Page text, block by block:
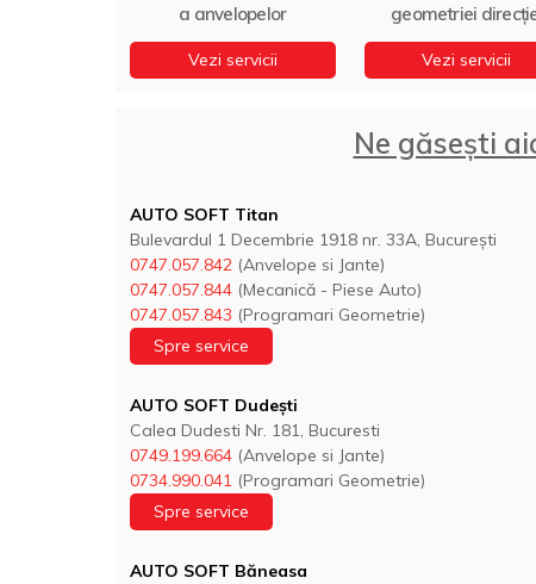
a anvelopelor
Vezi servicii
geometriei
Vezi servicii
Ne găsești
AUTO SOFT Titan
Bulevardul 1 Decembrie 1918 nr. 33A, București
0747.057.842 (Anvelope si Jante)
0747.057.844 (Mecanică - Piese Auto)
0747.057.843 (Programari Geometrie)
Spre service
AUTO SOFT Dudești
Calea Dudesti Nr. 181, Bucuresti
0749.199.664 (Anvelope si Jante)
0734.990.041 (Programari Geometrie)
Spre service
AUTO SOFT Băneasa